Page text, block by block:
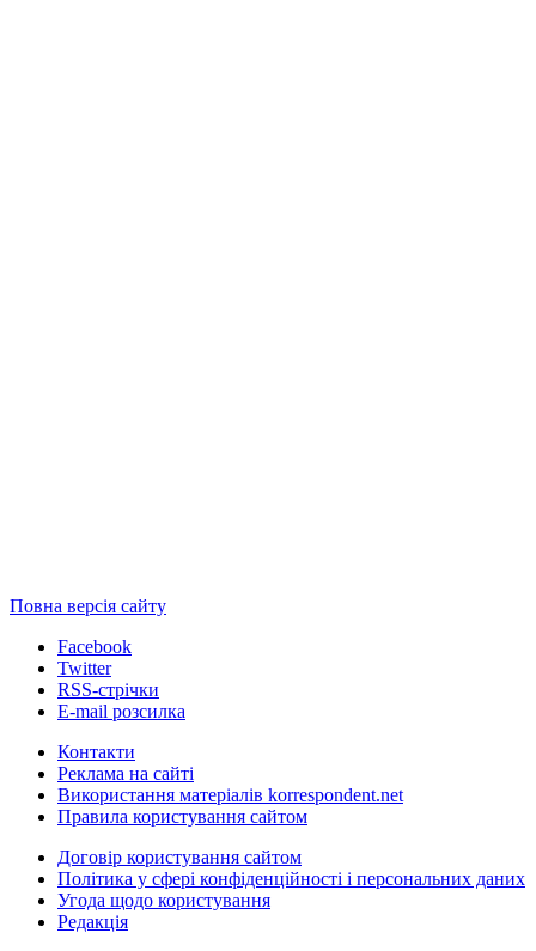
Повна версія сайту
Facebook
Twitter
RSS-стрічки
E-mail розсилка
Контакти
Реклама на сайті
Використання матеріалів korrespondent.net
Правила користування сайтом
Договір користування сайтом
Політика у сфері конфіденційності і персональних даних
Угода щодо користування
Редакція